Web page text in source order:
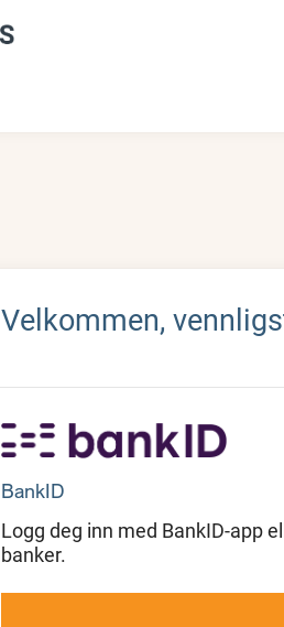
Velkommen,
BankID
Logg deg inn med BankID-app
banker.